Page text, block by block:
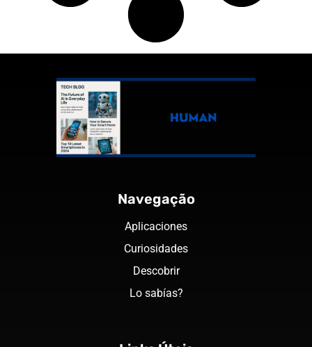
Navegação
Aplicaciones
Curiosidades
Descobrir
Lo sabías?